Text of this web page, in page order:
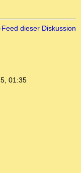
Feed dieser Diskussion
01:35